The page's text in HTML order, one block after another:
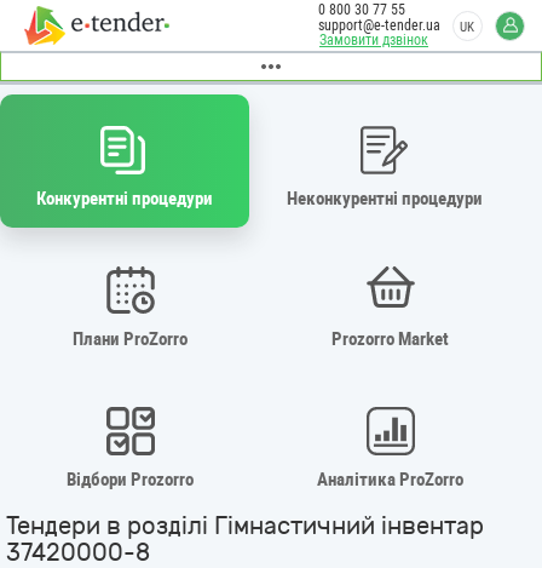
Замовити дзвінок
0 800 30 77 55
support@e-tender.ua
UK
Конкурентні процедури Неконкурентні процедури
Плани ProZorro Prozorro Market
Відбори Prozorro Аналітика ProZorro
Тендери в розділі Гімнастичний інвентар
37420000-8